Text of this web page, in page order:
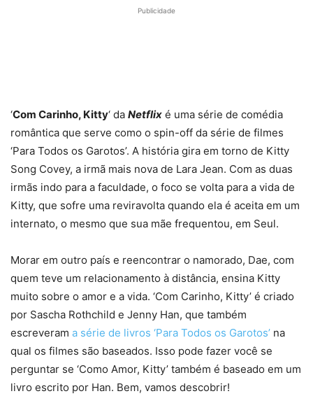
Publicidade
‘Com Carinho, Kitty‘ da Netflix é uma série de comédia
romântica que serve como o spin-off da série de filmes
‘Para Todos os Garotos’. A história gira em torno de Kitty
Song Covey, a irmã mais nova de Lara Jean. Com as duas
irmãs indo para a faculdade, o foco se volta para a vida de
Kitty, que sofre uma reviravolta quando ela é aceita em um
internato, o mesmo que sua mãe frequentou, em Seul.
Morar em outro país e reencontrar o namorado, Dae, com
quem teve um relacionamento à distância, ensina Kitty
muito sobre o amor e a vida. ‘Com Carinho, Kitty’ é criado
por Sascha Rothchild e Jenny Han, que também
escreveram a série de livros ‘Para Todos os Garotos’ na
qual os filmes são baseados. Isso pode fazer você se
perguntar se ‘Como Amor, Kitty’ também é baseado em um
livro escrito por Han. Bem, vamos descobrir!